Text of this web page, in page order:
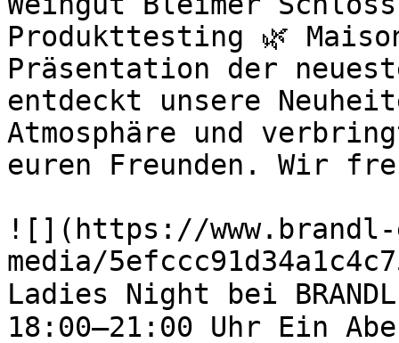
Produkttesting 🌿
Präsentation der
entdeckt unsere
Atmosphäre und
euren Freunden. Wir
![](https://
media/
Ladies Night bei
18:00–21:00 Uhr Ein